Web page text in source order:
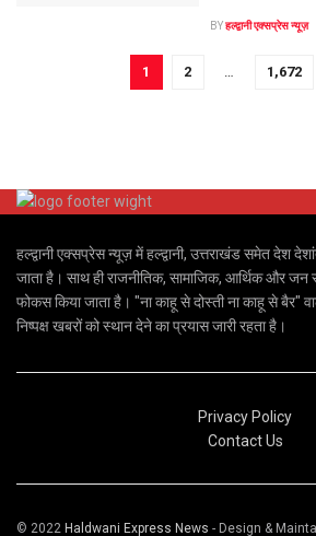
BYहल्द्वानी एक्सप्रेस न्यूज़
1 2 … 1,672
हल्द्वानी एक्सप्रेस न्यूज़ में हल्द्वानी, उत्तराखंड समेत देश
जाता है। साथ ही राजनीतिक, सामाजिक, आर्थिक और जन
फोकस किया जाता है। "ना काहू से दोस्ती ना काहू से बैर"
निष्पक्ष खबरों को स्थान देने का प्रयास जारी रहता है।
Privacy Policy
Contact Us
© 2022 Haldwani Express News - Design &